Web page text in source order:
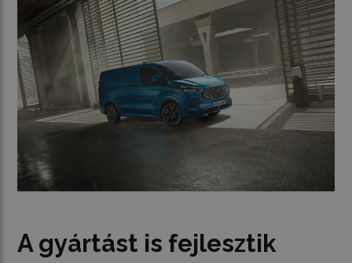
A gyártást is fejlesztik